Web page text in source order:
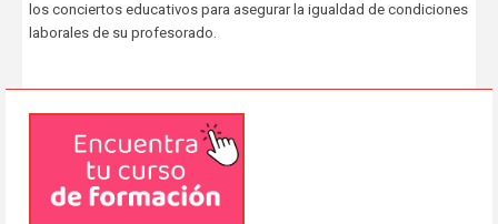
los conciertos educativos para asegurar la igualdad de condiciones
laborales de su profesorado.